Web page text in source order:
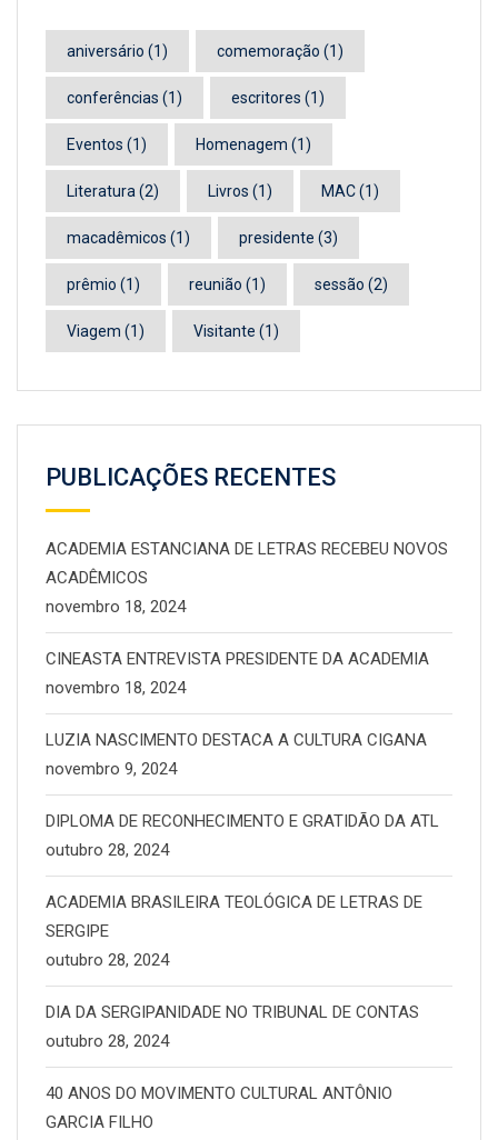
aniversário (1) comemoração (1)
conferências (1) escritores (1)
Eventos (1) Homenagem (1)
Literatura (2) Livros (1) MAC(1)
macadêmicos (1) presidente (3)
prêmio (1) reunião (1) sessão (2)
Viagem (1) Visitante (1)
PUBLICAÇÕES RECENTES
ACADEMIA ESTANCIANA DE LETRAS RECEBEU NOVOS
ACADÊMICOS
novembro 18, 2024
CINEASTA ENTREVISTA PRESIDENTE DA ACADEMIA
novembro 18, 2024
LUZIA NASCIMENTO DESTACA A CULTURA CIGANA
novembro 9, 2024
DIPLOMA DE RECONHECIMENTO E GRATIDÃO DA ATL
outubro 28, 2024
ACADEMIA BRASILEIRA TEOLÓGICA DE LETRAS DE
SERGIPE
outubro 28, 2024
DIA DA SERGIPANIDADE NO TRIBUNAL DE CONTAS
outubro 28, 2024
40 ANOS DO MOVIMENTO CULTURAL ANTÔNIO
GARCIA FILHO